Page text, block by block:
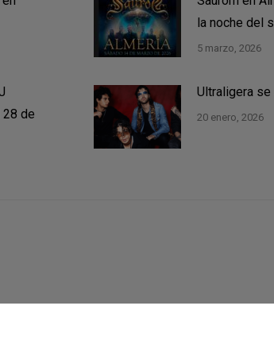
la noche del
5 marzo, 2026
de
Ultraligera
20 enero, 2026